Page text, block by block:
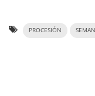
PROCESIÓN